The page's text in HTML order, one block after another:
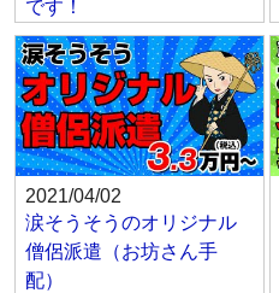
です！
2021/04/02
涙そうそうのオリジナル
僧侶派遣（お坊さん手
配）